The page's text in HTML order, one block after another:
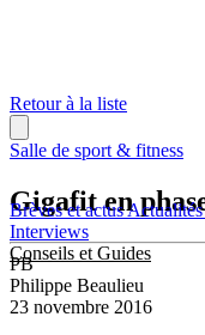
Brèves et actus
Interviews
Conseils et Guides
Retour à la liste
Salle de sport & fitness
Gigafit en
PB
Philippe Beaulieu
23 novembre 2016